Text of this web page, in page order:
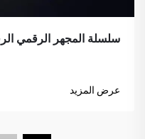
سلسلة المجهر الرقمي
عرض المزيد